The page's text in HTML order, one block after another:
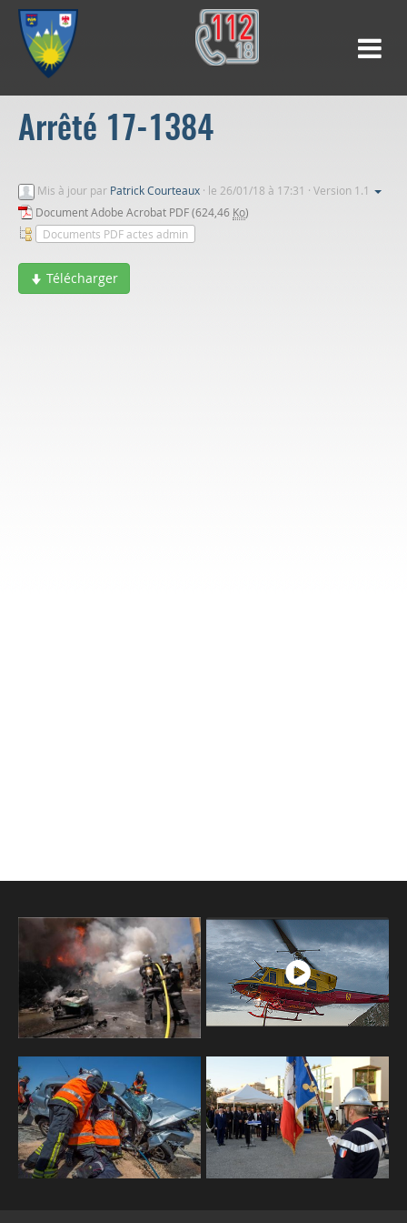
Arrêté 17-1384
Mis à jour par Patrick Courteaux · le 26/01/18 à 17:31 · Version 1.1
Document Adobe Acrobat PDF (624,46 Ko)
Documents PDF actes admin
Télécharger